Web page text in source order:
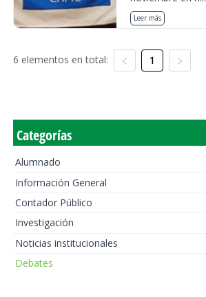
Leer más
6 elementos en total: 1
Categorías
Alumnado
Información General
Contador Público
Investigación
Noticias institucionales
Debates